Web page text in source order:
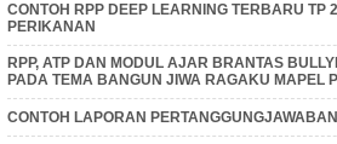
CONTOH RPP DEEP LEARNING TERBARU TP
PERIKANAN
RPP, ATP DAN MODUL AJAR BRANTAS
PADA TEMA BANGUN JIWA RAGAKU MAPEL
CONTOH LAPORAN